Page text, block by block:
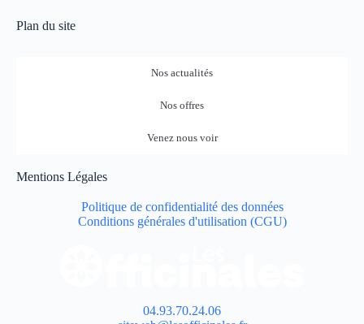
Plan du site
Nos actualités
Nos offres
Venez nous voir
Mentions Légales
Politique de confidentialité des données
Conditions générales d'utilisation (CGU)
04.93.70.24.06